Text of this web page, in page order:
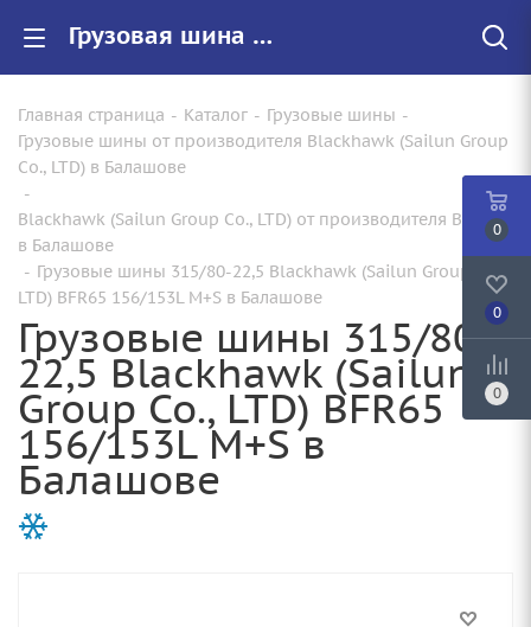
Грузовая шина 315/80-22,5 Blackhawk (Sailun Group Co., LTD) BFR65 156/153L M+S по цене от 30980.00 купить в Балашове с доставкой | Арт.:
Главная страница - Каталог - Грузовые шины -
Грузовые шины от производителя Blackhawk (Sailun Group
Co., LTD) в Балашове
-
Blackhawk (Sailun Group Co., LTD) от производителя BFR65
в Балашове
- Грузовые шины 315/80-22,5 Blackhawk (Sailun Group Co.,
LTD) BFR65 156/153L M+S в Балашове
Грузовые шины 315/80-
22,5 Blackhawk (Sailun
Group Co., LTD) BFR65
156/153L M+S в
Балашове
0
0
0